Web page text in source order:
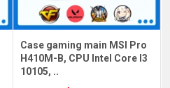
Case gaming main MSI Pro
H410M-B, CPU Intel Core I3
10105, ..